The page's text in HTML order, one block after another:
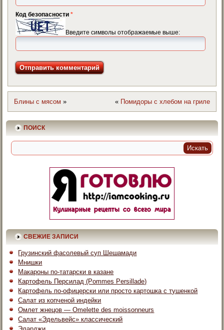
Код безопасности*
Введите символы отображаемые выше:
Блины с мясом » « Помидоры с хлебом на гриле
ПОИСК
СВЕЖИЕ ЗАПИСИ
Грузинский фасолевый суп Шешамади
Мнишки
Макароны по-татарски в казане
Картофель Персилад (Pommes Persillade)
Картофель по-офицерски или просто картошка с тушенкой
Салат из копченой индейки
Омлет жнецов — Omelette des moissonneurs
Салат «Эдельвейс» классический